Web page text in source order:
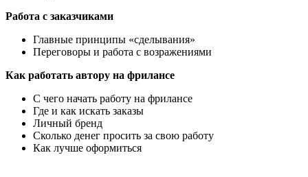
Работа с заказчиками
Главные принципы «сделывания»
Переговоры и работа с возражениями
Как работать автору на фрилансе
С чего начать работу на фрилансе
Где и как искать заказы
Личный бренд
Сколько денег просить за свою работу
Как лучше оформиться